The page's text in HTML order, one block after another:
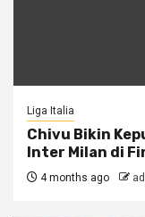
Liga Italia
Chivu Bikin
Inter Milan di
4 months ago